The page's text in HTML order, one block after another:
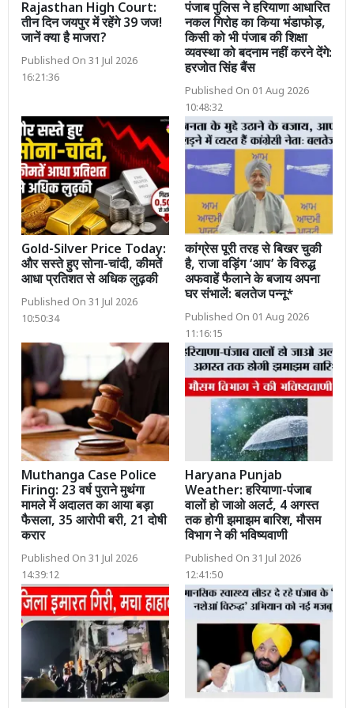
Rajasthan High Court:
तीन दिन जयपुर में रहेंगे 39 जज!
जानें क्या है माजरा?
Published On 31 Jul 2026
16:21:36
पंजाब पुलिस ने हरियाणा आधारित
नकल गिरोह का किया भंडाफोड़,
किसी को भी पंजाब की शिक्षा
व्यवस्था को बदनाम नहीं करने देंगे:
हरजोत सिंह बैंस
Published On 01 Aug 2026
10:48:32
Gold-Silver Price Today:
और सस्ते हुए सोना-चांदी, कीमतें
आधा प्रतिशत से अधिक लुढ़की
Published On 31 Jul 2026
10:50:34
कांग्रेस पूरी तरह से बिखर चुकी
है, राजा वड़िंग ‘आप’ के विरुद्ध
अफवाहें फैलाने के बजाय अपना
घर संभालें: बलतेज पन्नू*
Published On 01 Aug 2026
11:16:15
Muthanga Case Police
Firing: 23 वर्ष पुराने मुथंगा
मामले में अदालत का आया बड़ा
फैसला, 35 आरोपी बरी, 21 दोषी
करार
Published On 31 Jul 2026
14:39:12
Haryana Punjab
Weather: हरियाणा-पंजाब
वालों हो जाओ अलर्ट, 4 अगस्त
तक होगी झमाझम बारिश, मौसम
विभाग ने की भविष्यवाणी
Published On 31 Jul 2026
12:41:50